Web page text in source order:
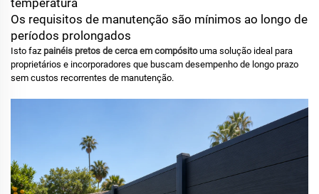
Os requisitos de manutenção são mínimos ao longo de
períodos prolongados
Isto faz painéis pretos de cerca em compósitouma solução ideal para
proprietários e incorporadores que buscam desempenho de longo prazo
sem custos recorrentes de manutenção.